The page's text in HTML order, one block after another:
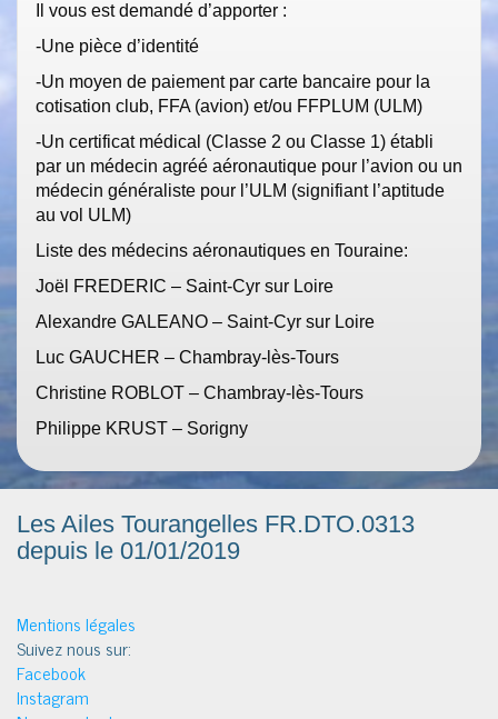
Il vous est demandé d’apporter :
-Une pièce d’identité
-Un moyen de paiement par carte bancaire pour la
cotisation club, FFA (avion) et/ou FFPLUM (ULM)
-Un certificat médical (Classe 2 ou Classe 1) établi
par un médecin agréé aéronautique pour l’avion ou un
médecin généraliste pour l’ULM (signifiant l’aptitude
au vol ULM)
Liste des médecins aéronautiques en Touraine:
Joël FREDERIC – Saint-Cyr sur Loire
Alexandre GALEANO – Saint-Cyr sur Loire
Luc GAUCHER – Chambray-lès-Tours
Christine ROBLOT – Chambray-lès-Tours
Philippe KRUST – Sorigny
Les Ailes Tourangelles FR.DTO.0313
depuis le 01/01/2019
Mentions légales
Suivez nous sur:
Facebook
Instagram